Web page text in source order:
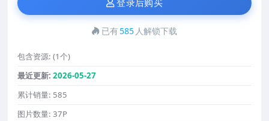
登录后购买
已有585 人解锁下载
包含资源: (1个)
最近更新: 2026-05-27
累计销量: 585
图片数量: 37P